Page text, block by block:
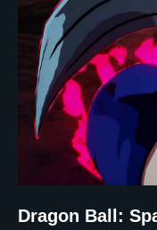
Dragon Ball: